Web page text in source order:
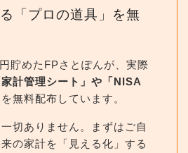
「プロの道具」を無
貯めたFPさとぽんが、実際
家計管理シート」や「NISA
を無料配布しています。
切ありません。まずはご自
の家計を「見える化」する